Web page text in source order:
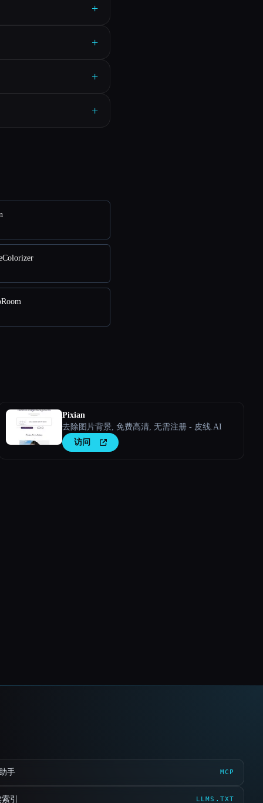
+
+
+
+
Pixian
去除图片背景, 免费高清, 无需注册 - 皮线.AI
访问
手 MCP
引 LLMS.TXT